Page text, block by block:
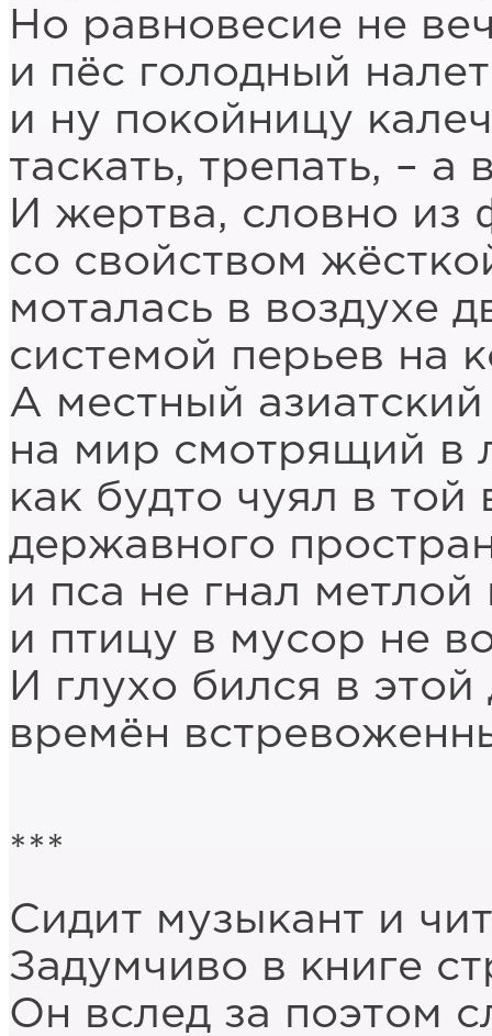
Но равновесие не
и пёс голодный
и ну покойницу
таскать, трепать, – а
И жертва, словно из
со свойством
моталась в воздухе
системой перьев на
А местный
на мир смотрящий в
как будто чуял в той
державного
и пса не гнал метлой
и птицу в мусор не
И глухо бился в этой
времён
***
Сидит музыкант и
Задумчиво в книге
Он вслед за поэтом